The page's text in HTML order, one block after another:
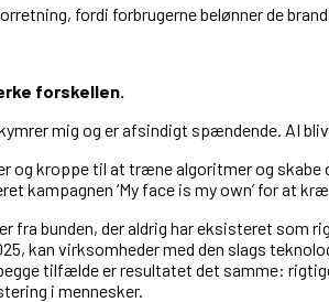
fordi forbrugerne belønner de
forskellen.
mig og er afsindigt spændende. AI
og kroppe til at træne algoritmer og
kampagnen ‘My face is my own’ for at
fra bunden, der aldrig har eksisteret som
kan virksomheder med den slags
tilfælde er resultatet det samme:
i mennesker.